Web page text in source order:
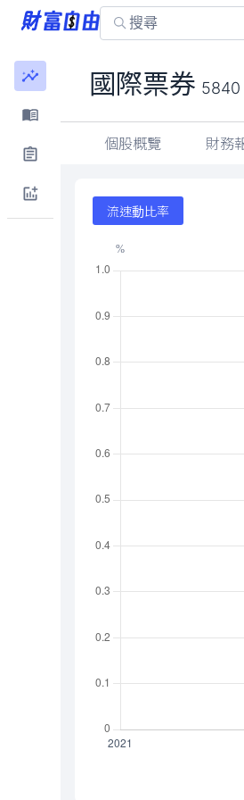
國際票券 5840
個股概覽 財務
流速動比率